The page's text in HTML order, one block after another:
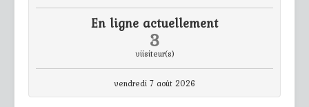
En ligne actuellement
3
viisiteur(s)
vendredi 7 août 2026